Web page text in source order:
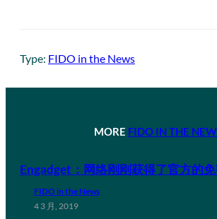
Type: FIDO in the News
MORE FIDO IN THE
Engadget：网络刚刚获得了官方的
FIDO in the News
4 3 月, 2019